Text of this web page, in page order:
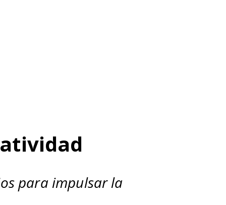
para impulsar la